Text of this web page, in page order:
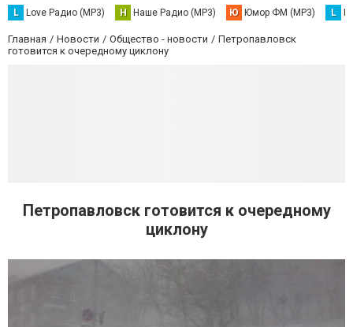
L Love Радио (MP3) Н Наше Радио (MP3) Ю Юмор ФМ (MP3) L
Главная Новости Общество - новости
Петропавловск
готовится к очередному циклону
Петропавловск готовится к очередному
циклону